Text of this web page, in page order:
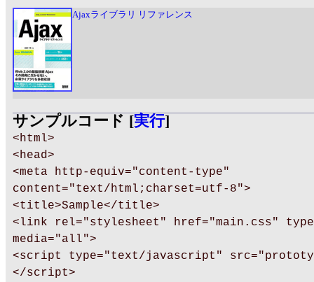
Ajaxライブラリ リファレンス
サンプルコード [実行]
<html>
<head>
<meta http-equiv="content-type"
content="text/html;charset=utf-8">
<title>Sample</title>
<link rel="stylesheet" href="main.css"
media="all">
<script type="text/javascript"
</script>